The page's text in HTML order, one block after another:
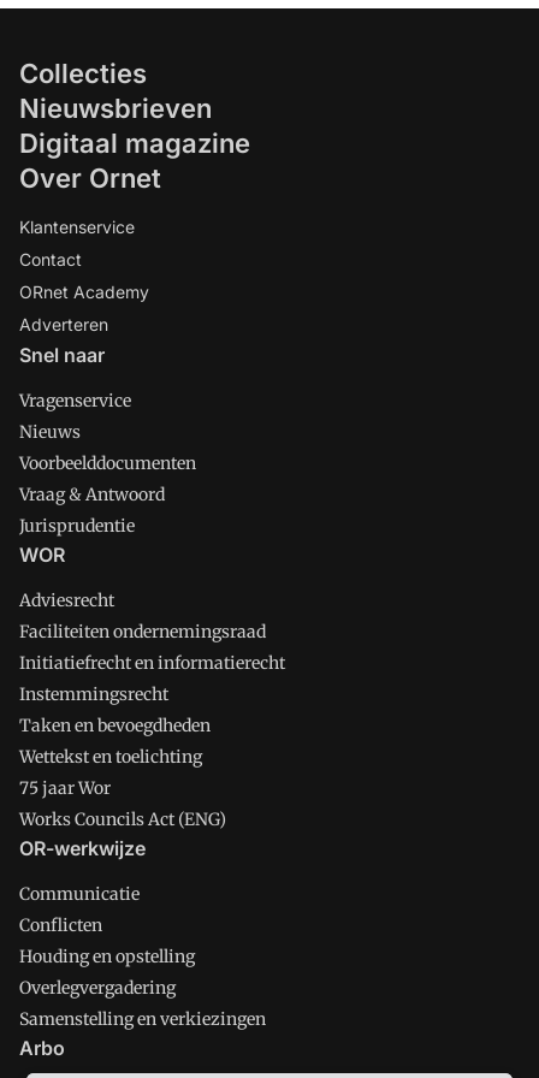
Collecties
Nieuwsbrieven
Digitaal magazine
Over Ornet
Klantenservice
Contact
ORnet Academy
Adverteren
Snel naar
Vragenservice
Nieuws
Voorbeelddocumenten
Vraag & Antwoord
Jurisprudentie
WOR
Adviesrecht
Faciliteiten ondernemingsraad
Initiatiefrecht en informatierecht
Instemmingsrecht
Taken en bevoegdheden
Wettekst en toelichting
75 jaar Wor
Works Councils Act (ENG)
OR-werkwijze
Communicatie
Conflicten
Houding en opstelling
Overlegvergadering
Samenstelling en verkiezingen
Arbo